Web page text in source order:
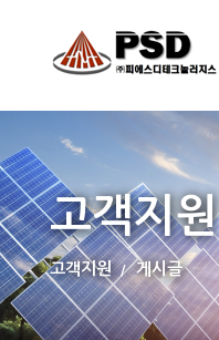
고객지원
고객지원 게시글